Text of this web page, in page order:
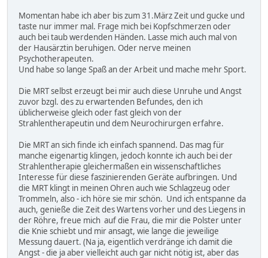
Momentan habe ich aber bis zum 31.März Zeit und gucke und
taste nur immer mal. Frage mich bei Kopfschmerzen oder
auch bei taub werdenden Händen. Lasse mich auch mal von
der Hausärztin beruhigen. Oder nerve meinen
Psychotherapeuten.
Und habe so lange Spaß an der Arbeit und mache mehr Sport.
Die MRT selbst erzeugt bei mir auch diese Unruhe und Angst
zuvor bzgl. des zu erwartenden Befundes, den ich
üblicherweise gleich oder fast gleich von der
Strahlentherapeutin und dem Neurochirurgen erfahre.
Die MRT an sich finde ich einfach spannend. Das mag für
manche eigenartig klingen, jedoch konnte ich auch bei der
Strahlentherapie gleichermaßen ein wissenschaftliches
Interesse für diese faszinierenden Geräte aufbringen. Und
die MRT klingt in meinen Ohren auch wie Schlagzeug oder
Trommeln, also - ich höre sie mir schön. Und ich entspanne da
auch, genieße die Zeit des Wartens vorher und des Liegens in
der Röhre, freue mich auf die Frau, die mir die Polster unter
die Knie schiebt und mir ansagt, wie lange die jeweilige
Messung dauert. (Na ja, eigentlich verdränge ich damit die
Angst - die ja aber vielleicht auch gar nicht nötig ist, aber das